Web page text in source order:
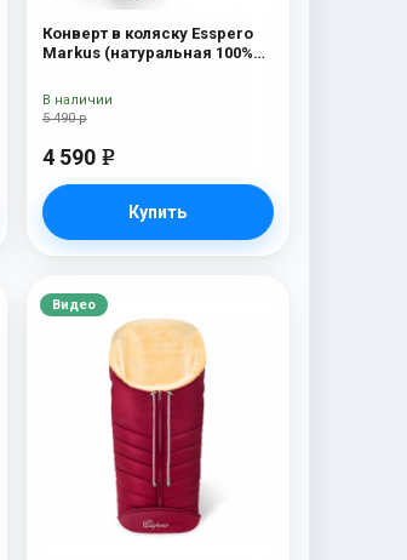
Конверт в коляску Esspero
Markus (натуральная 100%
5 490 р
4 590 e
Купить
В наличии
Видео